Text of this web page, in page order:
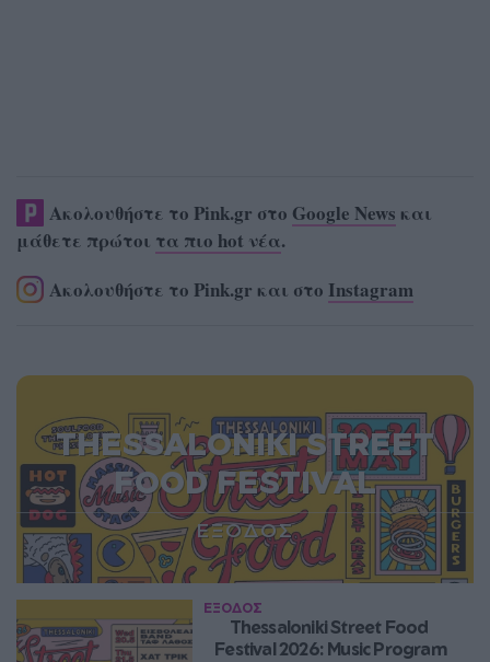
Ακολουθήστε το Pink.gr στο Google News και
μάθετε πρώτοι τα πιο hot νέα.
Ακολουθήστε το Pink.gr και στο Instagram
THESSALONIKI STREET
FOOD FESTIVAL
ΕΞΟΔΟΣ
ΕΞΟΔΟΣ
Thessaloniki Street Food
Festival 2026: Music Program